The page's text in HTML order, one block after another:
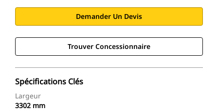
Demander Un Devis
Trouver Concessionnaire
Spécifications Clés
Largeur
3302 mm